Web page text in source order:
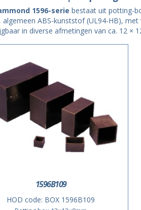
1596-serie bestaat uit potting-
algemeen ABS-kunststof (UL94-HB),
in diverse afmetingen van ca. 12 ×
1596B109
HOD code: BOX 1596B109